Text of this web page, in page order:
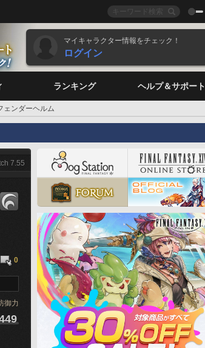
マイキャラクター情報をチェック！
ログイン
ランキング ヘルプ＆サポート
ェンダーヘルム
7.55
0
御力